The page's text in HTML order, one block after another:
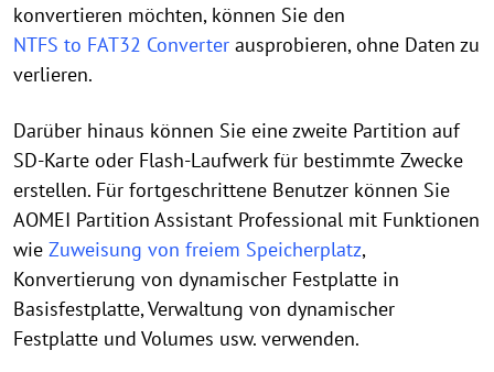
konvertieren möchten, können Sie den
NTFS to FAT32 Converter ausprobieren, ohne Daten zu
verlieren.
Darüber hinaus können Sie eine zweite Partition auf
SD-Karte oder Flash-Laufwerk für bestimmte Zwecke
erstellen. Für fortgeschrittene Benutzer können Sie
AOMEI Partition Assistant Professional mit Funktionen
wie Zuweisung von freiem Speicherplatz,
Konvertierung von dynamischer Festplatte in
Basisfestplatte, Verwaltung von dynamischer
Festplatte und Volumes usw. verwenden.